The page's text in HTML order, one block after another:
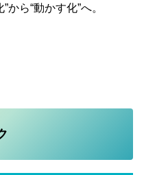
ら“動かす化”へ。